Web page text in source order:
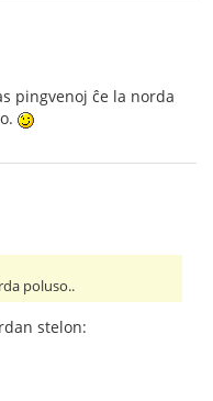
pingvenoj ĉe la norda
poluso..
stelon: